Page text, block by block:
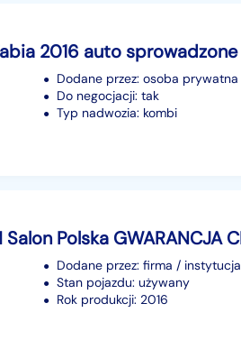
Dodane przez: osoba prywatna
Do negocjacji: tak
Typ nadwozia: kombi
Dodane przez: firma / instytucja
Stan pojazdu: używany
Rok produkcji: 2016